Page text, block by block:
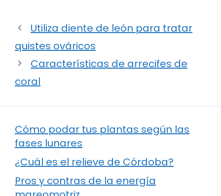
Utiliza diente de león para tratar
quistes ováricos
Características de arrecifes de
coral
Cómo podar tus plantas según las
fases lunares
¿Cuál es el relieve de Córdoba?
Pros y contras de la energía